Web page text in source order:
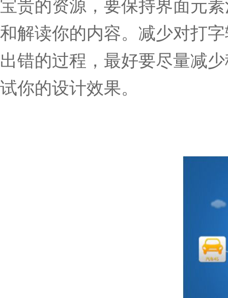
和解读你的内容。减少对打
出错的过程，最好要尽量减
试你的设计效果。